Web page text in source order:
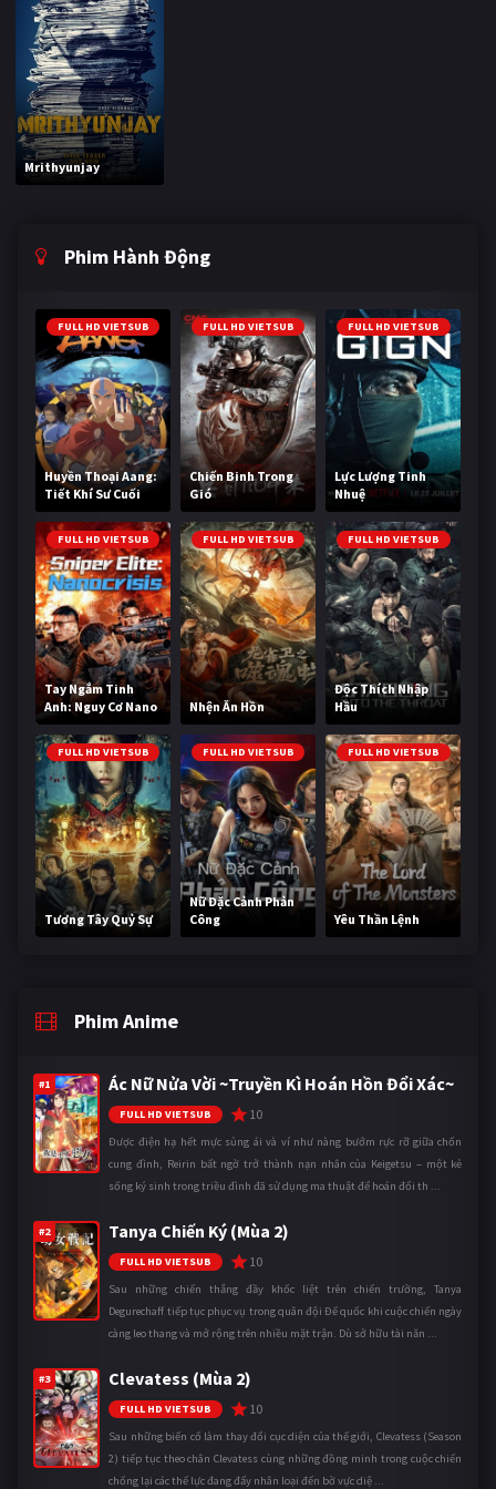
Mrithyunjay
Phim Hành Động
FULL HD VIETSUB
Huyền Thoại Aang:
Tiết Khí Sư Cuối
Cùng
FULL HD VIETSUB
Chiến Binh Trong
Gió
FULL HD VIETSUB
Lực Lượng Tinh
Nhuệ
FULL HD VIETSUB
Tay Ngắm Tinh
Anh: Nguy Cơ Nano
FULL HD VIETSUB
Nhện Ăn Hồn
FULL HD VIETSUB
Độc Thích Nhập
Hầu
FULL HD VIETSUB
Tương Tây Quỷ Sự
FULL HD VIETSUB
Nữ Đặc Cảnh Phản
Công
FULL HD VIETSUB
Yêu Thần Lệnh
Phim Anime
#1 Ác Nữ Nửa Vời ~Truyền Kì Hoán Hồn Đổi Xác~
FULL HD VIETSUB 10
Được điện hạ hết mực sủng ái và ví như nàng bướm rực rỡ giữa chốn
cung đình, Reirin bất ngờ trở thành nạn nhân của Keigetsu – một kẻ
sống ký sinh trong triều đình đã sử dụng ma thuật để hoán đổi th ...
#2 Tanya Chiến Ký (Mùa 2)
FULL HD VIETSUB 10
Sau những chiến thắng đầy khốc liệt trên chiến trường, Tanya
Degurechaff tiếp tục phục vụ trong quân đội Đế quốc khi cuộc chiến ngày
càng leo thang và mở rộng trên nhiều mặt trận. Dù sở hữu tài năn ...
#3 Clevatess (Mùa 2)
FULL HD VIETSUB 10
Sau những biến cố làm thay đổi cục diện của thế giới, Clevatess (Season
2) tiếp tục theo chân Clevatess cùng những đồng minh trong cuộc chiến
chống lại các thế lực đang đẩy nhân loại đến bờ vực diệ ...